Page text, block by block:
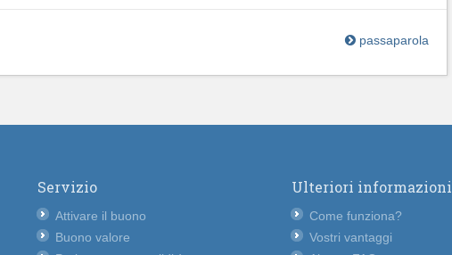
passaparola
Servizio
Attivare il buono
Buono valore
Ulteriori informazioni
Come funziona?
Vostri vantaggi